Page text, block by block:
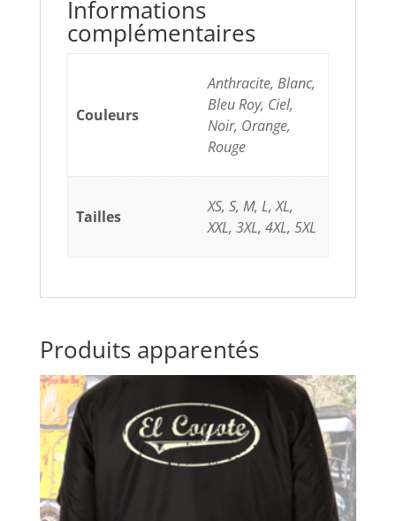
Informations
complémentaires
Couleurs
Anthracite, Blanc,
Bleu Roy, Ciel,
Noir, Orange,
Rouge
Tailles
XS, S, M, L, XL,
XXL, 3XL, 4XL, 5XL
Produits apparentés